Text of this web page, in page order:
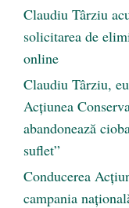
Claudiu Târziu
solicitarea de
online
Claudiu Târziu,
Acțiunea
abandonează
suflet”
Conducerea
campania